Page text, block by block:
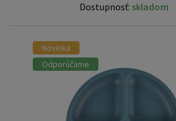
Dostupnosť: skladom
Novinka
Odporúčame